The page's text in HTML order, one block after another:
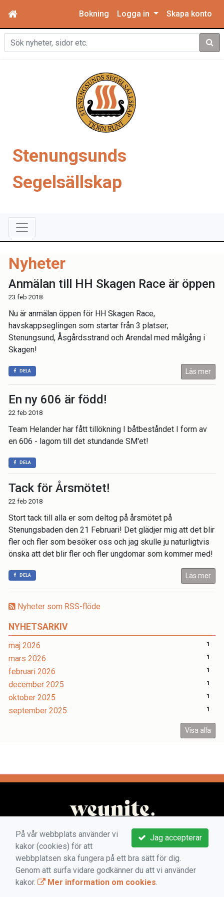
Bokning Logga in Skapa konto
Sök
Stenungsunds
Segelsällskap
Nyheter som RSS-flöde
NYHETSARKIV
maj 2026 1
mars 2026 1
februari 2026 1
december 2025 1
oktober 2025 1
september 2025 1
Visa alla
Nyheter
Anmälan till HH Skagen Race är öppen
23 feb 2018
Nu är anmälan öppen för HH Skagen Race,
havskappseglingen som startar från 3 platser;
Stenungsund, Åsgårdsstrand och Arendal med målgång i
Skagen!
DELA Läs mer
En ny 606 är född!
22 feb 2018
Team Helander har fått tillökning I båtbeståndet I form av
en 606 - lagom till det stundande SM'et!
DELA
Tack för Årsmötet!
22 feb 2018
Stort tack till alla er som deltog på årsmötet på
Stenungsbaden den 21 Februari! Det glädjer mig att det blir
fler och fler som besöker oss och jag skulle ju naturligtvis
önska att det blir fler och fler ungdomar som kommer med!
DELA Läs mer
Jag accepterar
På vår webbplats använder vi
kakor (cookies) för att
webbplatsen ska fungera på ett bra sätt för dig.
Genom att surfa vidare godkänner du att vi använder
kakor.
Mer information om cookies.